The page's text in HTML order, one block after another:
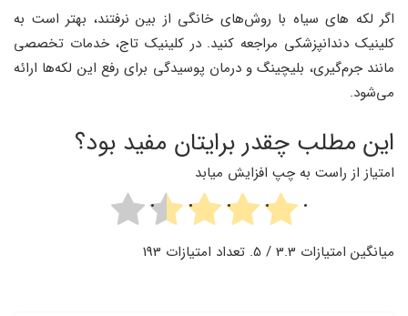
اگر لکه های سیاه با روش‌های خانگی از بین نرفتند، بهتر است به
کلینیک دندانپزشکی مراجعه کنید. در کلینیک تاج، خدمات تخصصی
مانند جرم‌گیری، بلیچینگ و درمان پوسیدگی برای رفع این لکه‌ها ارائه
می‌شود.
این مطلب چقدر برایتان مفید بود؟
امتیاز از راست به چپ افزایش میابد
میانگین امتیازات 3.3 / 5. تعداد امتیازات 193